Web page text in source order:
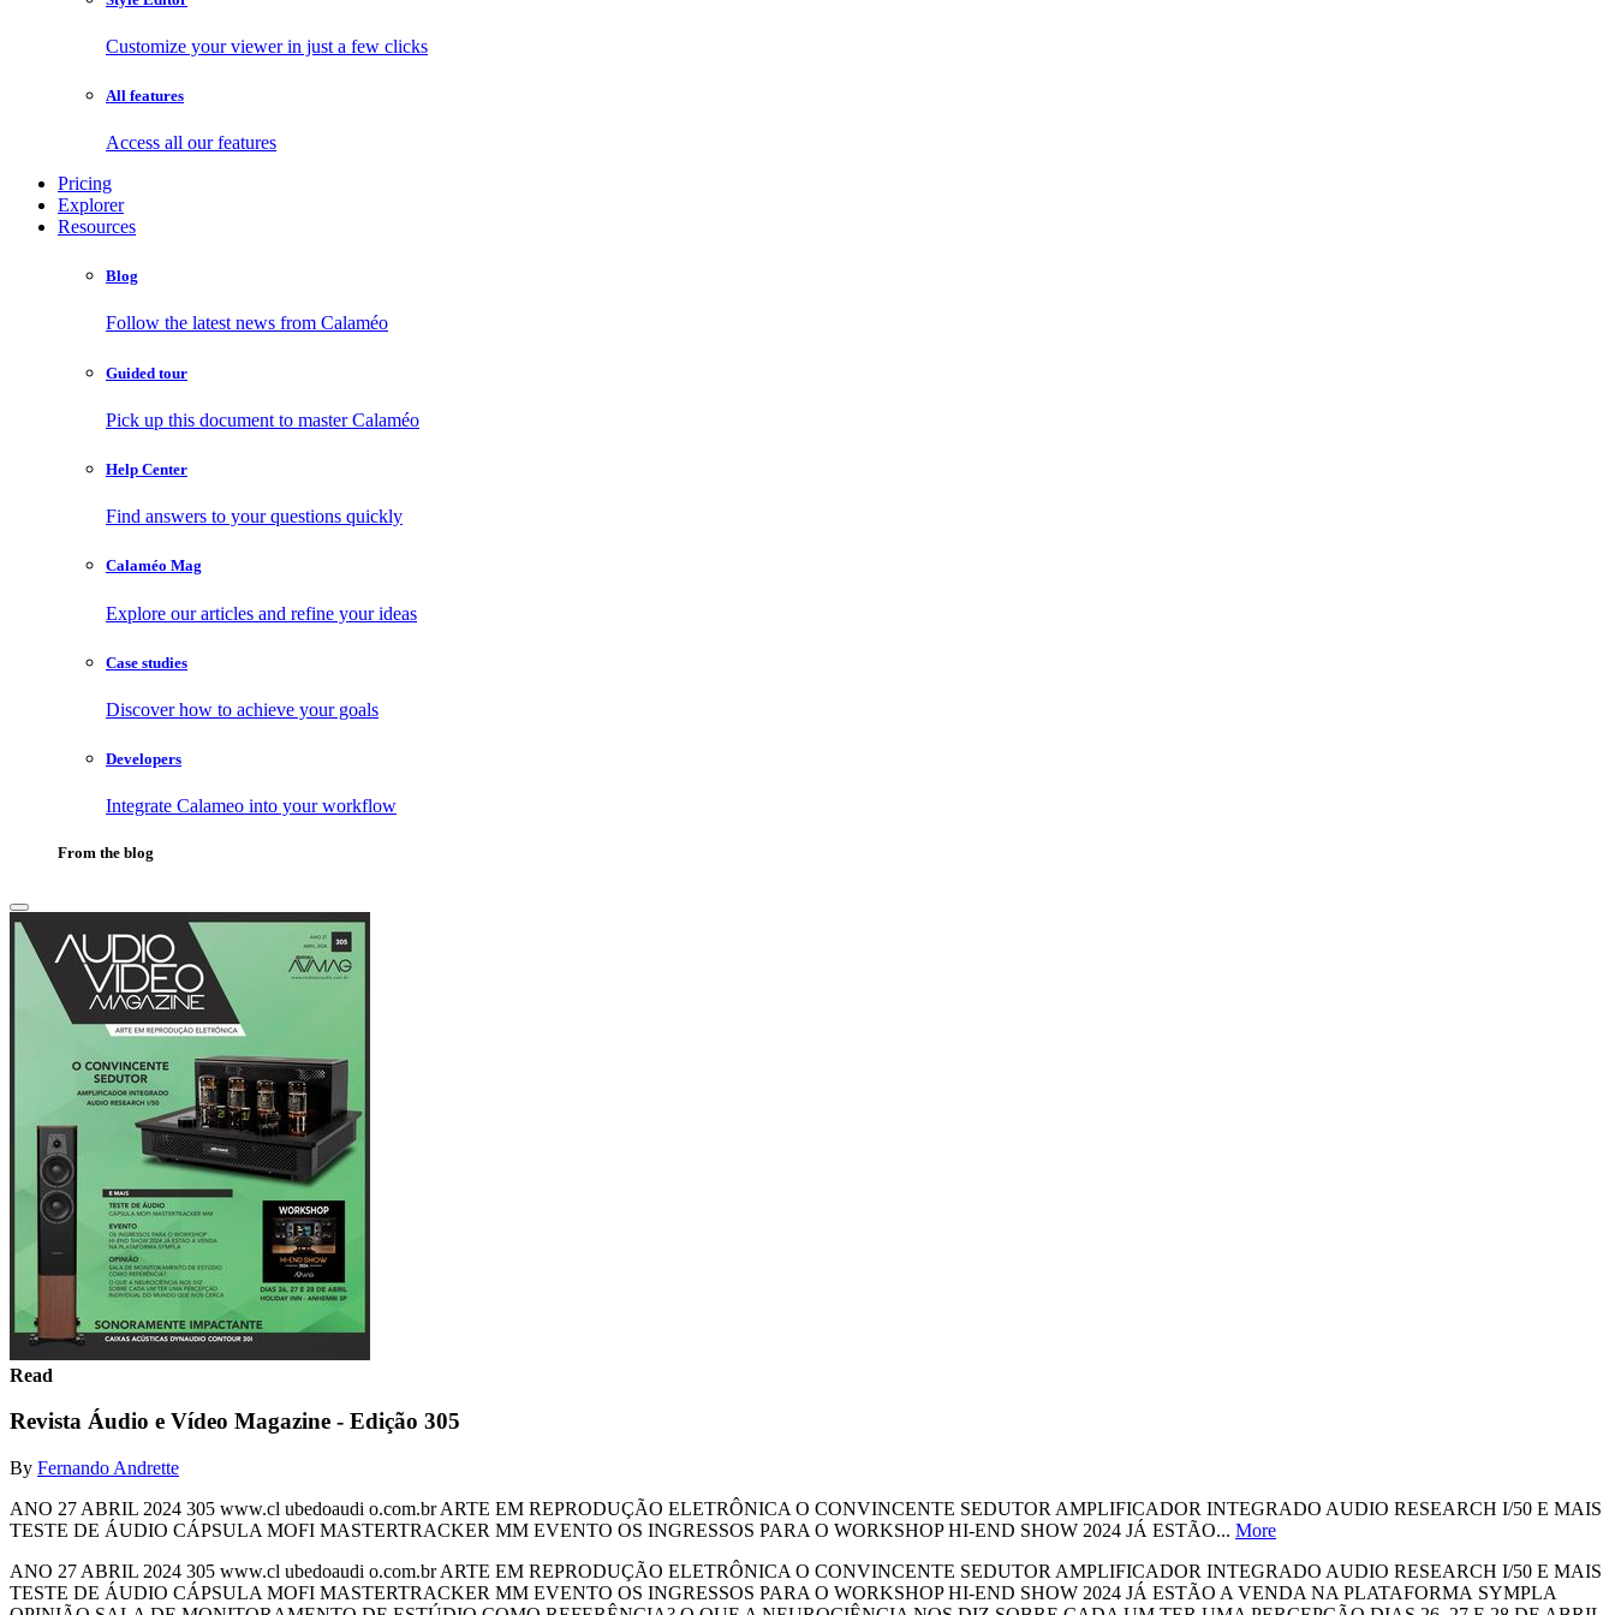
Customize your viewer in just a few clicks
All features
Access all our features
Pricing
Explorer
Resources
Blog
Follow the latest news from Calaméo
Guided tour
Pick up this document to master Calaméo
Help Center
Find answers to your questions quickly
Calaméo Mag
Explore our articles and refine your ideas
Case studies
Discover how to achieve your goals
Developers
Integrate Calameo into your workflow
From the blog
Read
Revista Áudio e Vídeo Magazine - Edição 305
By Fernando Andrette
ANO 27 ABRIL 2024 305 www.cl ubedoaudi o.com.br ARTE EM REPRODUÇÃO ELETRÔNICA O CONVINCENTE SEDUTOR AMPLIFICADOR INTEGRADO AUDIO RESEARCH I/50 E MAIS
TESTE DE ÁUDIO CÁPSULA MOFI MASTERTRACKER MM EVENTO OS INGRESSOS PARA O WORKSHOP HI-END SHOW 2024 JÁ ESTÃO... More
ANO 27 ABRIL 2024 305 www.cl ubedoaudi o.com.br ARTE EM REPRODUÇÃO ELETRÔNICA O CONVINCENTE SEDUTOR AMPLIFICADOR INTEGRADO AUDIO RESEARCH I/50 E MAIS
TESTE DE ÁUDIO CÁPSULA MOFI MASTERTRACKER MM EVENTO OS INGRESSOS PARA O WORKSHOP HI-END SHOW 2024 JÁ ESTÃO A VENDA NA PLATAFORMA SYMPLA